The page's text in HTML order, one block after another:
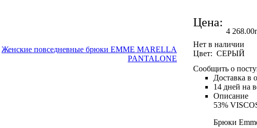
Цена:
4 268.00
Цвет: СЕРЫЙ
Сообщить о
Доставка в
14 дней на
Описание
53%
Брюки